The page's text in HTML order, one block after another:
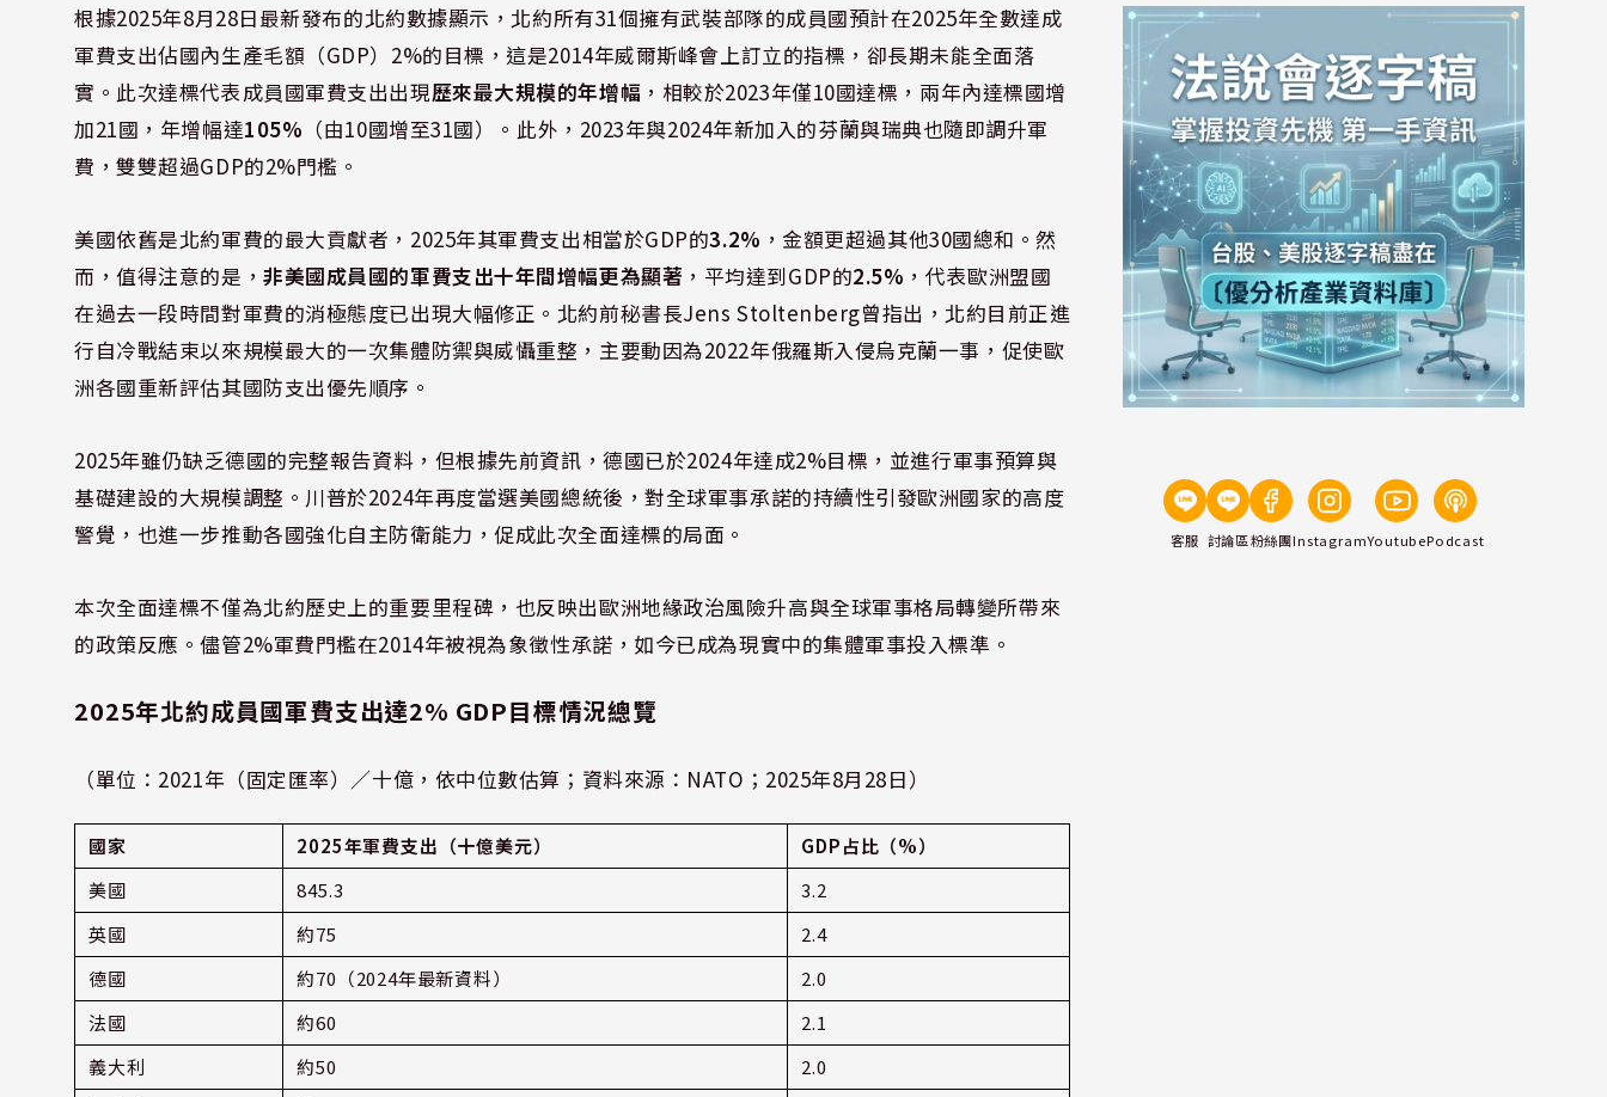
根據2025年8月28日最新發布的北約數據顯示，北約所有31個擁有武裝部隊的成員國預計在2025年全數達成
軍費支出佔國內生產毛額（GDP）2%的目標，這是2014年威爾斯峰會上訂立的指標，卻長期未能全面落
實。此次達標代表成員國軍費支出出現歷來最大規模的年增幅 ，相較於2023年僅10國達標，兩年內達標國增
加21國，年增幅達105% （由10國增至31國）。此外，2023年與2024年新加入的芬蘭與瑞典也隨即調升軍
費，雙雙超過GDP的2%門檻。
美國依舊是北約軍費的最大貢獻者，2025年其軍費支出相當於GDP的3.2% ，金額更超過其他30國總和。然
而，值得注意的是，非美國成員國的軍費支出十年間增幅更為顯著 ，平均達到GDP的2.5% ，代表歐洲盟國
在過去一段時間對軍費的消極態度已出現大幅修正。北約前秘書長Jens Stoltenberg曾指出，北約目前正進
行自冷戰結束以來規模最大的一次集體防禦與威懾重整，主要動因為2022年俄羅斯入侵烏克蘭一事，促使歐
洲各國重新評估其國防支出優先順序。
2025年雖仍缺乏德國的完整報告資料，但根據先前資訊，德國已於2024年達成2%目標，並進行軍事預算與
基礎建設的大規模調整。川普於2024年再度當選美國總統後，對全球軍事承諾的持續性引發歐洲國家的高度
警覺，也進一步推動各國強化自主防衛能力，促成此次全面達標的局面。
本次全面達標不僅為北約歷史上的重要里程碑，也反映出歐洲地緣政治風險升高與全球軍事格局轉變所帶來
的政策反應。儘管2%軍費門檻在2014年被視為象徵性承諾，如今已成為現實中的集體軍事投入標準。
2025年北約成員國軍費支出達2% GDP目標情況總覽
（單位：2021年（固定匯率）／十億，依中位數估算；資料來源：NATO；2025年8月28日）
國家 2025年軍費支出（十億美元）
GDP占比（%）
美國
845.3
3.2
英國
約75
2.4
德國
約70（2024年最新資料）
2.0
法國
約60
2.1
義大利
約50
2.0
客服 討論區粉絲團InstagramYoutubePodcast